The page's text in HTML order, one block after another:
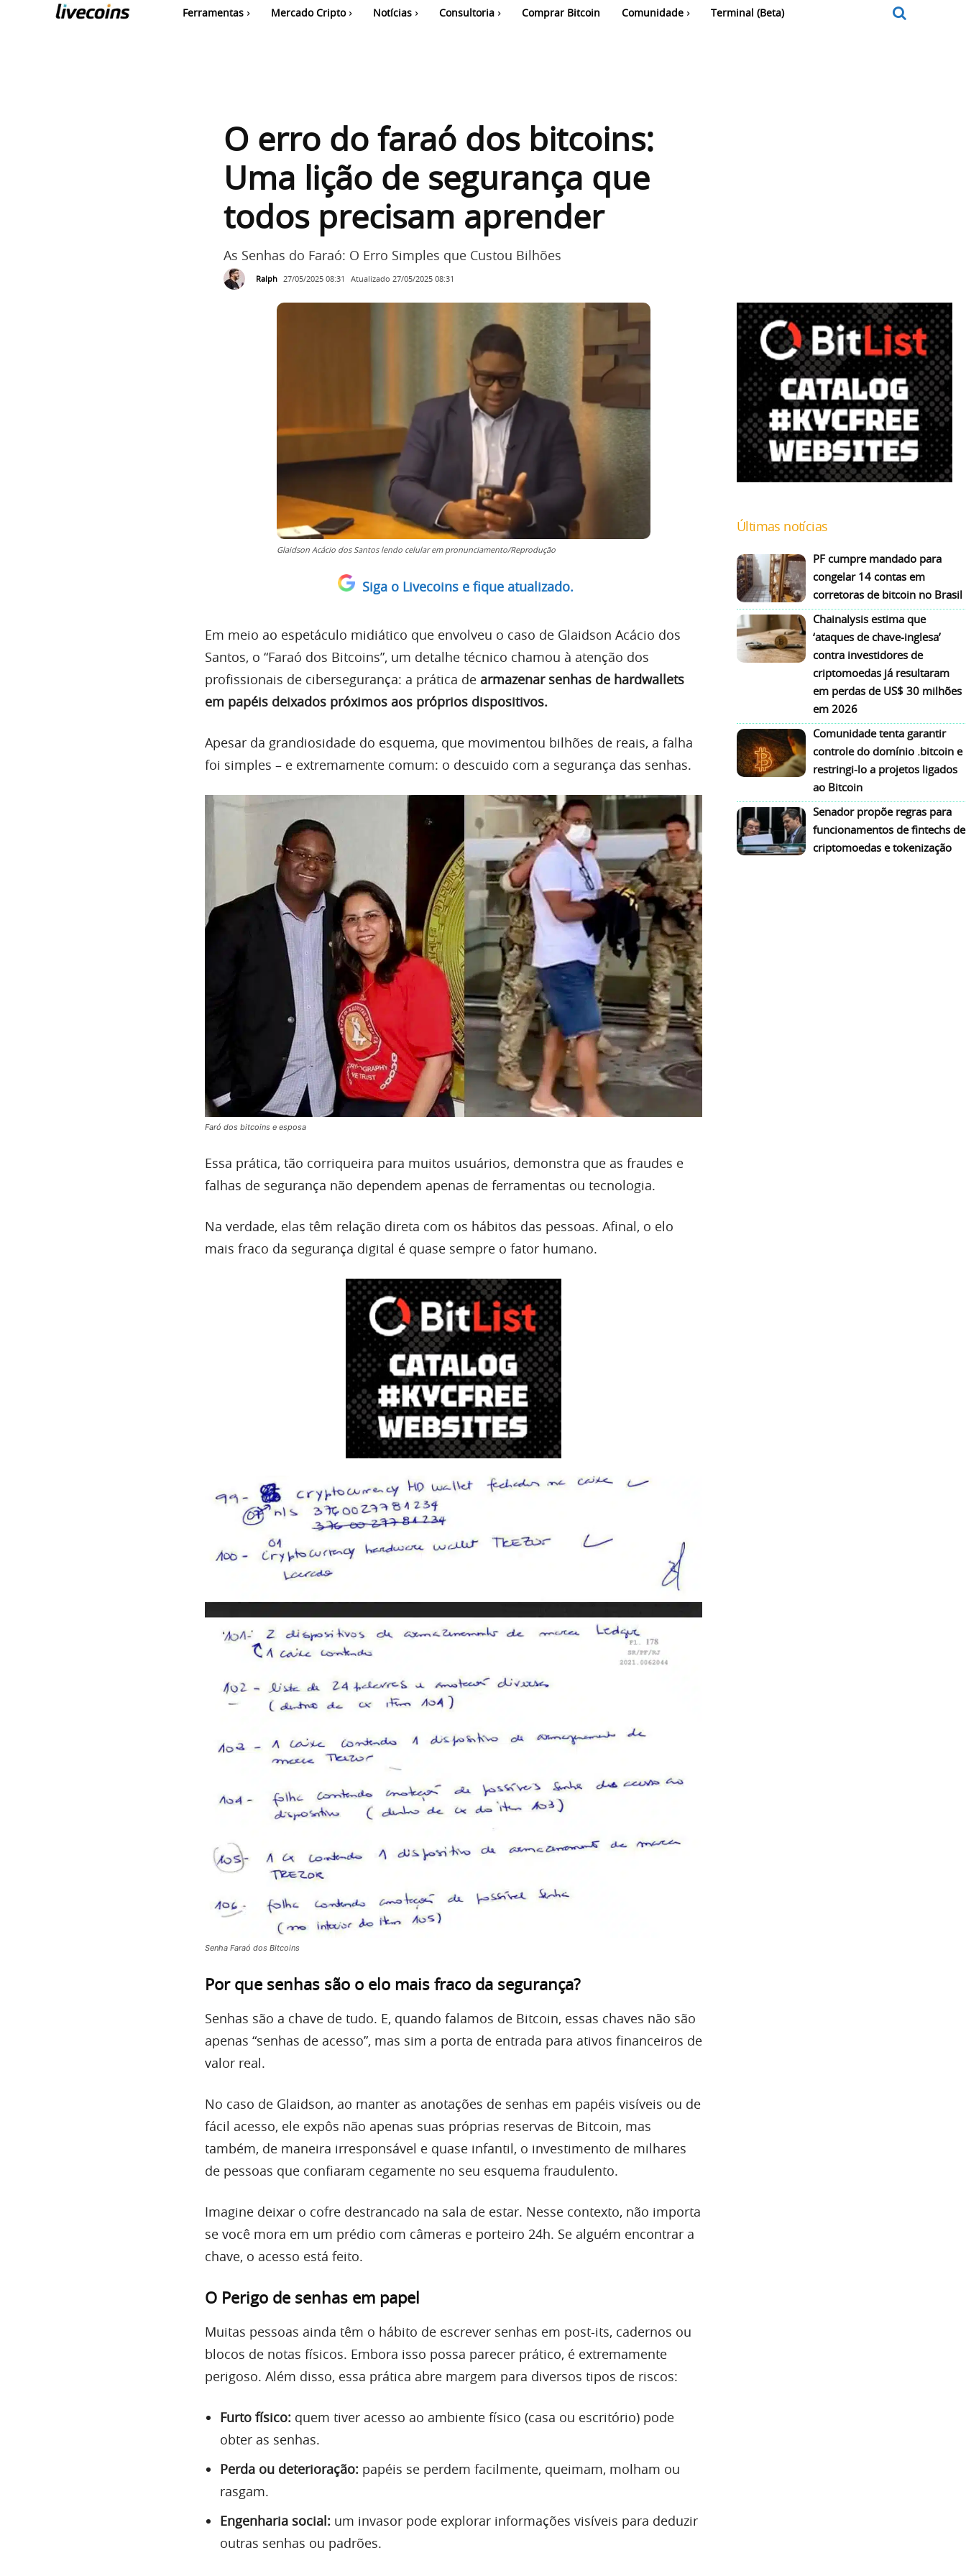
Ferramentas Mercado Cripto Notícias Consultoria Comprar Bitcoin Comunidade Terminal (Beta)
O erro do faraó dos bitcoins:
Uma lição de segurança que
todos precisam aprender
As Senhas do Faraó: O Erro Simples que Custou Bilhões
Ralph 27/05/2025 08:31 Atualizado 27/05/2025 08:31
Glaidson Acácio dos Santos lendo celular em pronunciamento/Reprodução
Siga o Livecoins e fique atualizado.
Em meio ao espetáculo midiático que envolveu o caso de Glaidson Acácio dos
Santos, o “Faraó dos Bitcoins”, um detalhe técnico chamou à atenção dos
profissionais de cibersegurança: a prática de armazenar senhas de hardwallets
em papéis deixados próximos aos próprios dispositivos.
Apesar da grandiosidade do esquema, que movimentou bilhões de reais, a falha
foi simples – e extremamente comum: o descuido com a segurança das senhas.
Faró dos bitcoins e esposa
Essa prática, tão corriqueira para muitos usuários, demonstra que as fraudes e
falhas de segurança não dependem apenas de ferramentas ou tecnologia.
Na verdade, elas têm relação direta com os hábitos das pessoas. Afinal, o elo
mais fraco da segurança digital é quase sempre o fator humano.
Senha Faraó dos Bitcoins
Por que senhas são o elo mais fraco da segurança?
Senhas são a chave de tudo. E, quando falamos de Bitcoin, essas chaves não são
apenas “senhas de acesso”, mas sim a porta de entrada para ativos financeiros de
valor real.
No caso de Glaidson, ao manter as anotações de senhas em papéis visíveis ou de
fácil acesso, ele expôs não apenas suas próprias reservas de Bitcoin, mas
também, de maneira irresponsável e quase infantil, o investimento de milhares
de pessoas que confiaram cegamente no seu esquema fraudulento.
Imagine deixar o cofre destrancado na sala de estar. Nesse contexto, não importa
se você mora em um prédio com câmeras e porteiro 24h. Se alguém encontrar a
chave, o acesso está feito.
O Perigo de senhas em papel
Muitas pessoas ainda têm o hábito de escrever senhas em post-its, cadernos ou
blocos de notas físicos. Embora isso possa parecer prático, é extremamente
perigoso. Além disso, essa prática abre margem para diversos tipos de riscos:
Furto físico: quem tiver acesso ao ambiente físico (casa ou escritório) pode
obter as senhas.
Perda ou deterioração: papéis se perdem facilmente, queimam, molham ou
rasgam.
Engenharia social: um invasor pode explorar informações visíveis para deduzir
outras senhas ou padrões.
Últimas notícias
PF cumpre mandado para
congelar 14 contas em
corretoras de bitcoin no Brasil
Chainalysis estima que
‘ataques de chave-inglesa’
contra investidores de
criptomoedas já resultaram
em perdas de US$ 30 milhões
em 2026
Comunidade tenta garantir
controle do domínio .bitcoin e
restringi-lo a projetos ligados
ao Bitcoin
Senador propõe regras para
funcionamentos de fintechs de
criptomoedas e tokenização